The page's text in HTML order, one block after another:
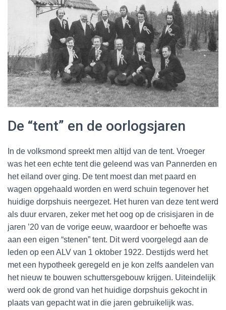
De “tent” en de oorlogsjaren
In de volksmond spreekt men altijd van de tent. Vroeger
was het een echte tent die geleend was van Pannerden en
het eiland over ging. De tent moest dan met paard en
wagen opgehaald worden en werd schuin tegenover het
huidige dorpshuis neergezet. Het huren van deze tent werd
als duur ervaren, zeker met het oog op de crisisjaren in de
jaren ’20 van de vorige eeuw, waardoor er behoefte was
aan een eigen “stenen” tent. Dit werd voorgelegd aan de
leden op een ALV van 1 oktober 1922. Destijds werd het
met een hypotheek geregeld en je kon zelfs aandelen van
het nieuw te bouwen schuttersgebouw krijgen. Uiteindelijk
werd ook de grond van het huidige dorpshuis gekocht in
plaats van gepacht wat in die jaren gebruikelijk was.